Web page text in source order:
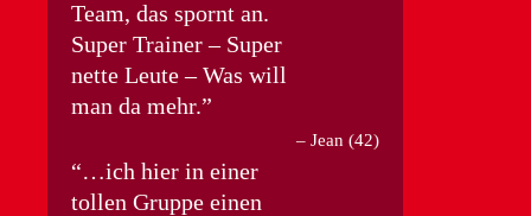
Team, das spornt an.
Super Trainer – Super
nette Leute – Was will
man da mehr.
Jean (42)
…ich hier in einer
tollen Gruppe einen